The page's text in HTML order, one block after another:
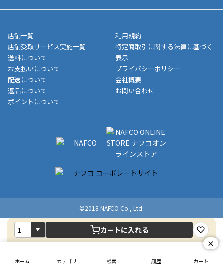
ホーム カテゴリ 検索 履歴 カート
カートに入れる
■商品によっては一部決済方法が使用できない場合がございま
す。
業日にてお引渡しとなります。(離島などの場合、例外もあります)
メーカー直送品など一部商品については、その他商品との購入に
制限がかかる場合がございます。また発送日についても、通常と
異なる場合がございます。対象商品の説明ページをご確認くださ
い。
■店舗受取をご選択いただいた場合
ご注文が確認出来次第、お受取される店舗在庫を使用してご準備
をさせていただきます。店舗に在庫がない場合は店舗よりお取り
いただく場合がございます。店舗準備でのお渡しとなる為、商品
のみの受け渡しとなります。（箱や納品書は付属しておりませ
ん）店舗で準備が出来次第、メールにてご連絡させていただきま
店舗一覧
店舗受取サービス実施一覧
送料について
お支払いについて
配送について
返品について
ポイントについて
利用規約
特定商取引に関する法律に基づく
表示
プライバシーポリシー
会社概要
お問い合わせ
©2018 NAFCO Co., Ltd.
×